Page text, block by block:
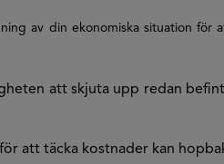
av din ekonomiska situation för
att skjuta upp redan
att täcka kostnader kan